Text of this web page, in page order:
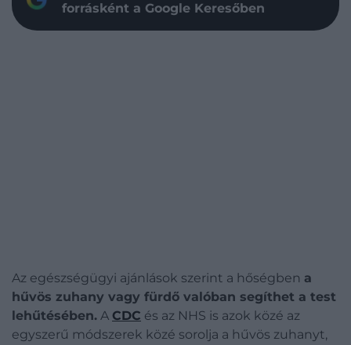
forrásként a Google Keresőben
Az egészségügyi ajánlások szerint a hőségben a
hűvös zuhany vagy fürdő valóban segíthet a test
lehűtésében. A CDC és az NHS is azok közé az
egyszerű módszerek közé sorolja a hűvös zuhanyt,